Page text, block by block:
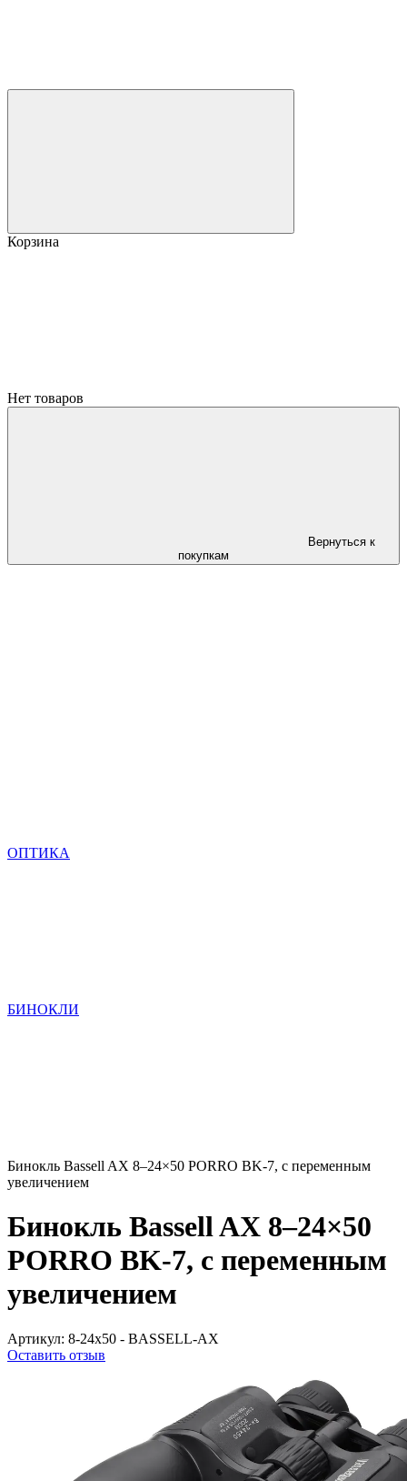
Корзина
Нет товаров
Вернуться к
покупкам
ОПТИКА
БИНОКЛИ
Бинокль Bassell AX 8–24×50 PORRO BK-7, с переменным
увеличением
Бинокль Bassell AX 8–24×50
PORRO BK-7, с переменным
увеличением
Артикул: 8-24x50 - BASSELL-AX
Оставить отзыв